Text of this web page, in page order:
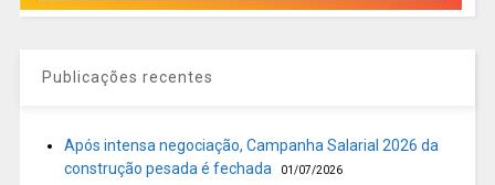
Publicações recentes
Após intensa negociação, Campanha Salarial 2026 da
construção pesada é fechada
01/07/2026